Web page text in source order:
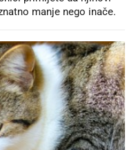
manje nego inače.